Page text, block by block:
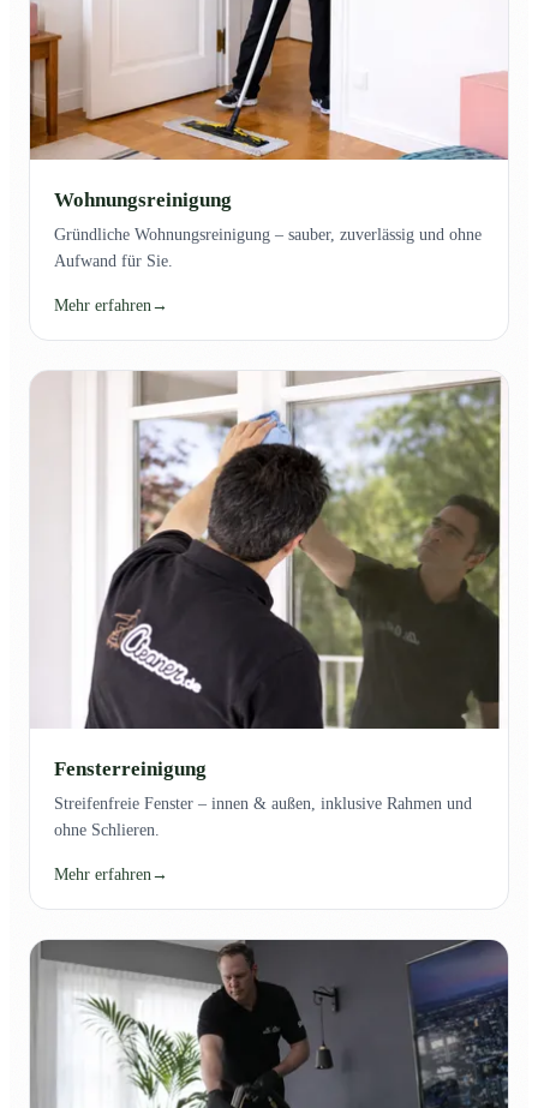
Wohnungsreinigung
Gründliche Wohnungsreinigung – sauber, zuverlässig und ohne
Aufwand für Sie.
Mehr erfahren →
Fensterreinigung
Streifenfreie Fenster – innen & außen, inklusive Rahmen und
ohne Schlieren.
Mehr erfahren→